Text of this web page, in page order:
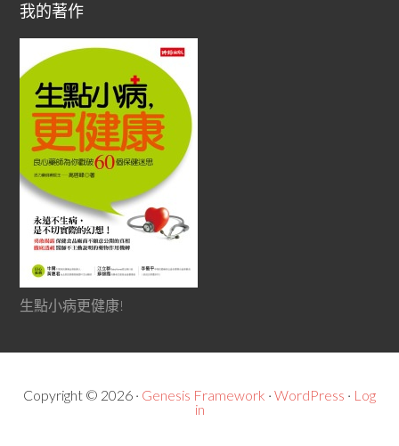
我的著作
生點小病更健康!
Copyright © 2026 · Genesis Framework · WordPress · Log
in